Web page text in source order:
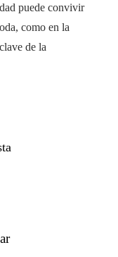
puede convivir
como en la
de la